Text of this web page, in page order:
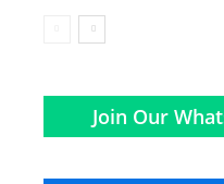
Join Our